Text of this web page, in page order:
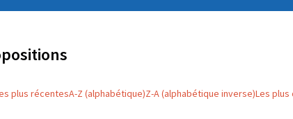
plus récentesA-Z (alphabétique)Z-A (alphabétique inverse)Les